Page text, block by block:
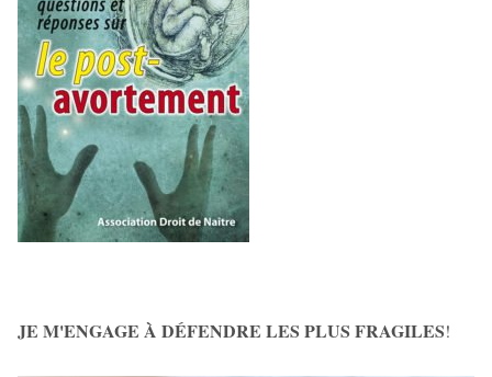
JE M'ENGAGE À DÉFENDRE LES PLUS FRAGILES!